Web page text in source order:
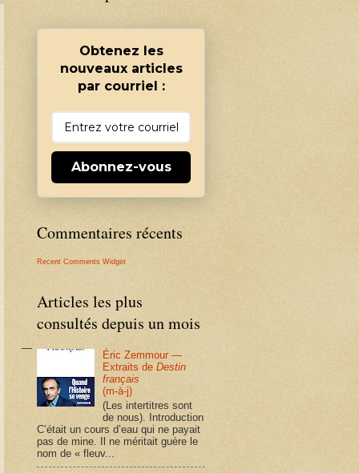
Obtenez les
nouveaux articles
par courriel :
Abonnez-vous
Commentaires récents
Recent Comments Widget
Articles les plus
consultés depuis un mois
Éric Zemmour —
Extraits deDestin
français
(m-à-j)
(Les intertitres sont
de nous). Introduction
C’était un cours d’eau qui ne payait
pas de mine. Il ne méritait guère le
nom de « fleuv...